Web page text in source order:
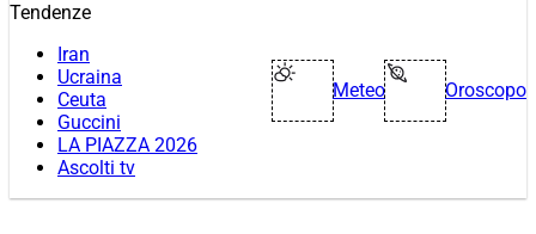
Tendenze
Iran
Ucraina
Ceuta
Guccini
LA PIAZZA 2026
Ascolti tv
Meteo Oroscopo